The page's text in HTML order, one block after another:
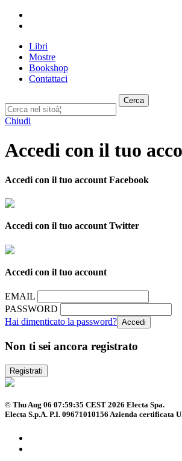
Libri
Mostre
Bookshop
Contattaci
Cerca
Chiudi
Accedi con il tuo
Accedi con il tuo account Facebook
Accedi con il tuo account Twitter
Accedi con il tuo account
EMAIL
PASSWORD
Hai dimenticato la password?
Non ti sei ancora registrato
Registrati
© Thu Aug 06 07:59:35 CEST 2026 Electa Spa.
Electa S.p.A. P.I. 09671010156 Azienda certificata